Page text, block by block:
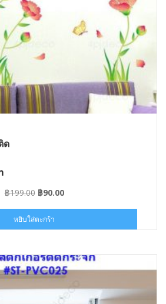
ด
฿199.00 Original
was:
฿199.00.
฿90.00Current
฿90.00.
หยิบใส่ตะกร้า